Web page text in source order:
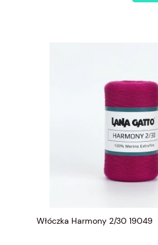
Włóczka Harmony 2/30 19049